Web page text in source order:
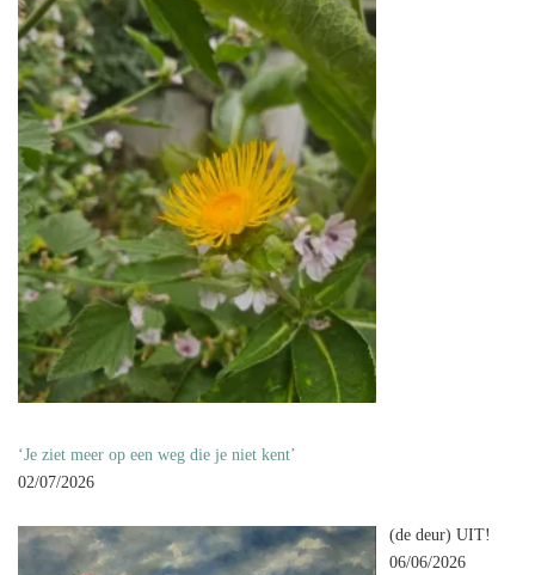
‘Je ziet meer op een weg die je niet kent’
02/07/2026
(de deur) UIT!
06/06/2026